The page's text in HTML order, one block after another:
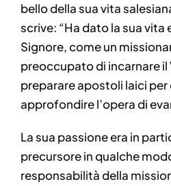
bello della sua vita
scrive: “Ha dato la sua vita
Signore, come un
preoccupato di incarnare il
preparare apostoli laici
approfondire l’opera di
La sua passione era in
precursore in qualche
responsabilità della